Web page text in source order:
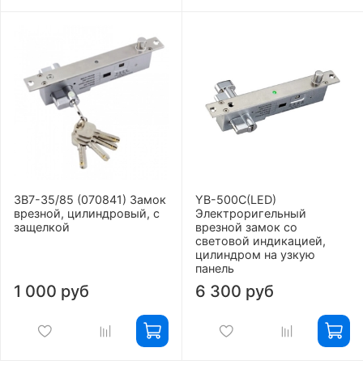
ЗВ7-35/85 (070841) Замок
врезной, цилиндровый, с
защелкой
1 000 руб
YB-500C(LED)
Электроригельный
врезной замок со
световой индикацией,
цилиндром на узкую
панель
6 300 руб